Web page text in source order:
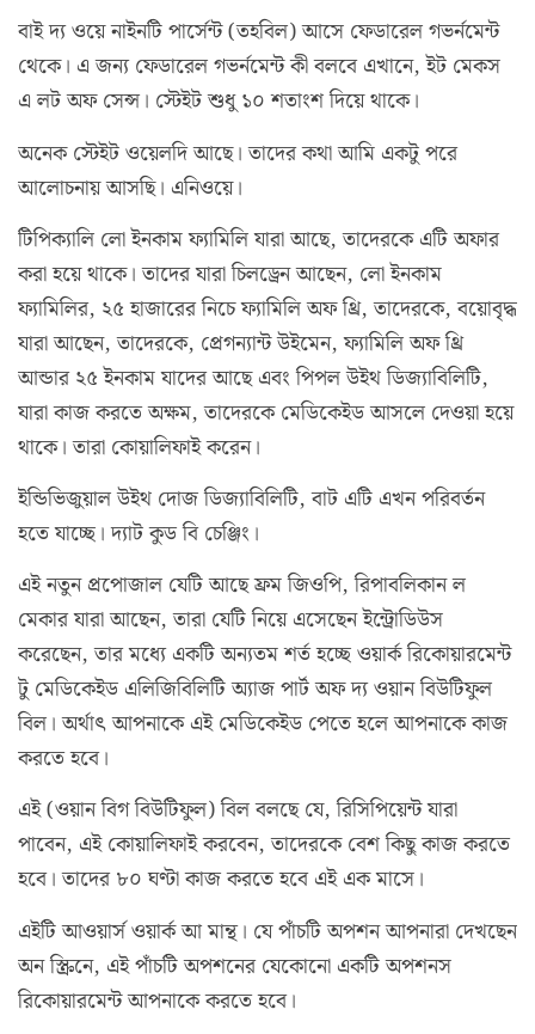
বাই দ্য ওয়ে নাইনটি পার্সেন্ট (তহবিল) আসে ফেডারেল গভর্নমেন্ট
থেকে। এ জন্য ফেডারেল গভর্নমেন্ট কী বলবে এখানে, ইট মেকস
এ লট অফ সেন্স। স্টেইট শুধু ১০ শতাংশ দিয়ে থাকে।
অনেক স্টেইট ওয়েলদি আছে। তাদের কথা আমি একটু পরে
আলোচনায় আসছি। এনিওয়ে।
টিপিক্যালি লো ইনকাম ফ্যামিলি যারা আছে, তাদেরকে এটি অফার
করা হয়ে থাকে। তাদের যারা চিলড্রেন আছেন, লো ইনকাম
ফ্যামিলির, ২৫ হাজারের নিচে ফ্যামিলি অফ থ্রি, তাদেরকে, বয়োবৃদ্ধ
যারা আছেন, তাদেরকে, প্রেগন্যান্ট উইমেন, ফ্যামিলি অফ থ্রি
আন্ডার ২৫ ইনকাম যাদের আছে এবং পিপল উইথ ডিজ্যাবিলিটি,
যারা কাজ করতে অক্ষম, তাদেরকে মেডিকেইড আসলে দেওয়া হয়ে
থাকে। তারা কোয়ালিফাই করেন।
ইন্ডিভিজুয়াল উইথ দোজ ডিজ্যাবিলিটি, বাট এটি এখন পরিবর্তন
হতে যাচ্ছে। দ্যাট কুড বি চেঞ্জিং।
এই নতুন প্রপোজাল যেটি আছে ফ্রম জিওপি, রিপাবলিকান ল
মেকার যারা আছেন, তারা যেটি নিয়ে এসেছেন ইন্ট্রোডিউস
করেছেন, তার মধ্যে একটি অন্যতম শর্ত হচ্ছে ওয়ার্ক রিকোয়ারমেন্ট
টু মেডিকেইড এলিজিবিলিটি অ্যাজ পার্ট অফ দ্য ওয়ান বিউটিফুল
বিল। অর্থাৎ আপনাকে এই মেডিকেইড পেতে হলে আপনাকে কাজ
করতে হবে।
এই (ওয়ান বিগ বিউটিফুল) বিল বলছে যে, রিসিপিয়েন্ট যারা
পাবেন, এই কোয়ালিফাই করবেন, তাদেরকে বেশ কিছু কাজ করতে
হবে। তাদের ৮০ ঘণ্টা কাজ করতে হবে এই এক মাসে।
এইটি আওয়ার্স ওয়ার্ক আ মান্থ। যে পাঁচটি অপশন আপনারা দেখছেন
অন স্ক্রিনে, এই পাঁচটি অপশনের যেকোনো একটি অপশনস
রিকোয়ারমেন্ট আপনাকে করতে হবে।